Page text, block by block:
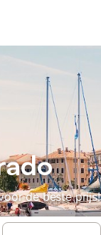
de beste prijs!